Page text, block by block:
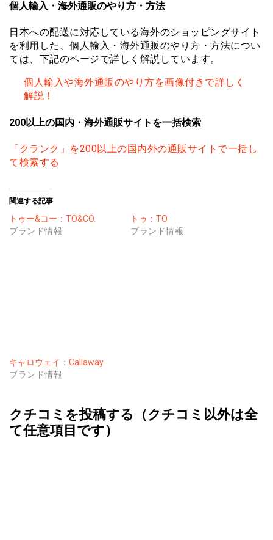
個人輸入・海外通販のやり方・方法
日本への配送に対応している海外のショッピングサイト
を利用した、個人輸入・海外通販のやり方・方法につい
ては、下記のページで詳しく解説しています。
個人輸入や海外通販のやり方を画像付きで詳しく
解説！
200以上の国内・海外通販サイトを一括検索
「クランク」を200以上の国内外の通販サイトで一括し
て検索する
関連する記事
トゥー&コー：TO&CO.
ブランド情報
トゥ：TO
ブランド情報
キャロウェイ：Callaway
ブランド情報
クチコミを投稿する（クチコミ以外は全
て任意項目です）